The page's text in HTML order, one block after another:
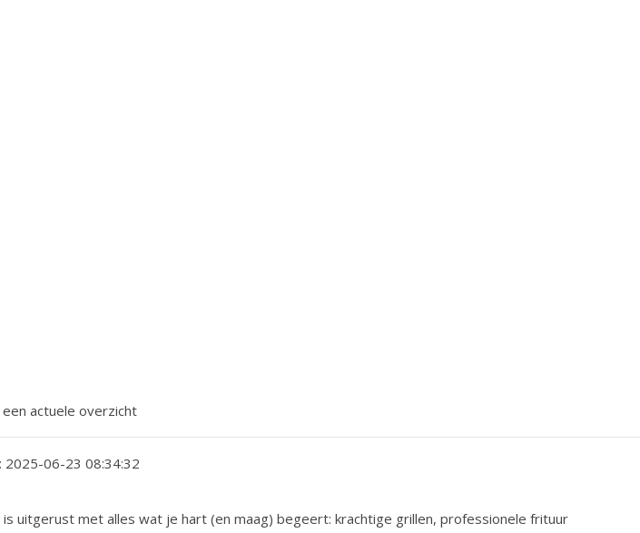
actuele overzicht
06-23 08:34:32
uitgerust met alles wat je hart (en maag) begeert: krachtige grillen, professionele frituur